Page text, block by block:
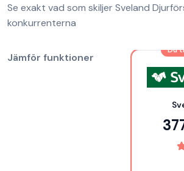
Se exakt vad som skiljerSveland
konkurrenterna
Jämför funktioner
Du